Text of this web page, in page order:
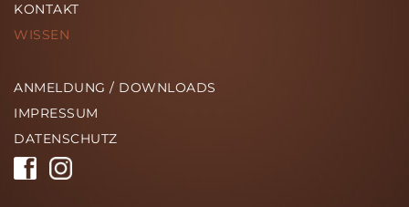
KONTAKT
WISSEN
ANMELDUNG / DOWNLOADS
IMPRESSUM
DATENSCHUTZ